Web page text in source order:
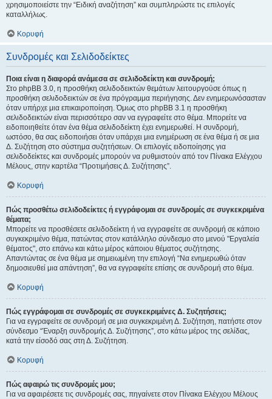
χρησιμοποιείστε την “Ειδική αναζήτηση” και συμπληρώστε τις επιλογές
καταλλήλως.
Κορυφή
Συνδρομές και Σελιδοδείκτες
Ποια είναι η διαφορά ανάμεσα σε σελιδοδείκτη και συνδρομή;
Στο phpBB 3.0, η προσθήκη σελιδοδεικτών θεμάτων λειτουργούσε όπως η
προσθήκη σελιδοδεικτών σε ένα πρόγραμμα περιήγησης. Δεν ενημερωνόσασταν
όταν υπήρχε μια επικαιροποίηση. Όμως στο phpBB 3.1 η προσθήκη
σελιδοδεικτών είναι περισσότερο σαν να εγγραφείτε στο θέμα. Μπορείτε να
ειδοποιηθείτε όταν ένα θέμα σελιδοδείκτη έχει ενημερωθεί. Η συνδρομή,
ωστόσο, θα σας ειδοποιήσει όταν υπάρχει μια ενημέρωση σε ένα θέμα ή σε μια
Δ. Συζήτηση στο σύστημα συζητήσεων. Οι επιλογές ειδοποίησης για
σελιδοδείκτες και συνδρομές μπορούν να ρυθμιστούν από τον Πίνακα Ελέγχου
Μέλους, στην καρτέλα “Προτιμήσεις Δ. Συζήτησης”.
Κορυφή
Πώς προσθέτω σελιδοδείκτες ή εγγράφομαι σε συνδρομές σε συγκεκριμένα
θέματα;
Μπορείτε να προσθέσετε σελιδοδείκτη ή να εγγραφείτε σε συνδρομή σε κάποιο
συγκεκριμένο θέμα, πατώντας στον κατάλληλο σύνδεσμο στο μενού "Εργαλεία
θέματος", στο επάνω και κάτω μέρος κάποιου θέματος συζήτησης.
Απαντώντας σε ένα θέμα με σημειωμένη την επιλογή “Να ενημερωθώ όταν
δημοσιευθεί μια απάντηση”, θα να εγγραφείτε επίσης σε συνδρομή στο θέμα.
Κορυφή
Πώς εγγράφομαι σε συνδρομές σε συγκεκριμένες Δ. Συζητήσεις;
Για να εγγραφείτε σε συνδρομή σε μια συγκεκριμένη Δ. Συζήτηση, πατήστε στον
σύνδεσμο “Έναρξη συνδρομής Δ. Συζήτησης”, στο κάτω μέρος της σελίδας,
κατά την είσοδό σας στη Δ. Συζήτηση.
Κορυφή
Πώς αφαιρώ τις συνδρομές μου;
Για να αφαιρέσετε τις συνδρομές σας, πηγαίνετε στον Πίνακα Ελέγχου Μέλους